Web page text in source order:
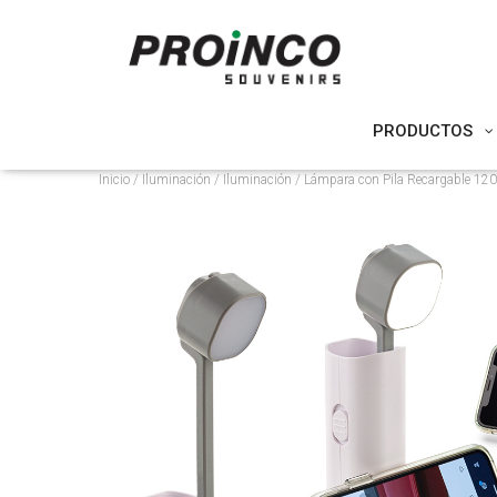
PRODUCTOS
Inicio/ Iluminación / Iluminación / Lámpara con Pila Recargable